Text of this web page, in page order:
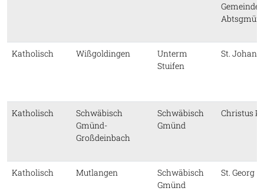
Katholisch Wißgoldingen
Unterm
Stuifen
St.
Katholisch
Schwäbisch
Gmünd-
Großdeinbach
Schwäbisch
Gmünd
Christus
Katholisch Mutlangen
Schwäbisch
Gmünd
St. Georg